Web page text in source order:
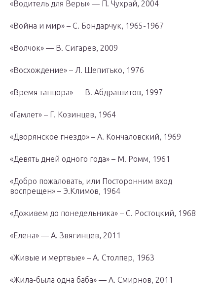
«Водитель для Веры» — П. Чухрай, 2004
«Война и мир» – С. Бондарчук, 1965-1967
«Волчок» — В. Сигарев, 2009
«Восхождение» – Л. Шепитько, 1976
«Время танцора» — В. Абдрашитов, 1997
«Гамлет» – Г. Козинцев, 1964
«Дворянское гнездо» – А. Кончаловский, 1969
«Девять дней одного года» – М. Ромм, 1961
«Добро пожаловать, или Посторонним вход
воспрещен» – Э.Климов, 1964
«Доживем до понедельника» – С. Ростоцкий, 1968
«Елена» — А. Звягинцев, 2011
«Живые и мертвые» – А. Столпер, 1963
«Жила-была одна баба» — А. Смирнов, 2011